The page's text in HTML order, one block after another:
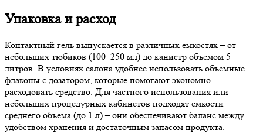
Упаковка и расход
Контактный гель выпускается в различных емкостях – от
небольших тюбиков (100–250 мл) до канистр объемом 5
литров. В условиях салона удобнее использовать объемные
флаконы с дозатором, которые помогают экономно
расходовать средство. Для частного использования или
небольших процедурных кабинетов подходят емкости
среднего объема (до 1 л) – они обеспечивают баланс между
удобством хранения и достаточным запасом продукта.